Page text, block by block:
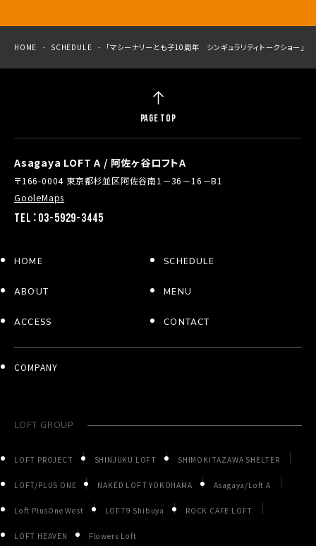
HOME SCHEDULE 「マシーナリーとも子10周年 シンギュラリティトークショー」
Asagaya LOFT A / 阿佐ヶ谷ロフトA
〒166-0004 東京都杉並区阿佐谷南1－36－16－B1
GooleMaps
TEL：03-5929-3445
HOME SCHEDULE
ABOUT MENU
ACCESS CONTACT
COMPANY
LOFT GROUP
LOFT PROJECT SHINJUKU LOFT SHIMOKITAZAWA SHELTER
LOFT/PLUS ONE NAKED LOFT YOKOHAMA Asagaya/Loft A
Loft PlusOne West LOFT9 Shibuya ROCK CAFE LOFT
LOFT HEAVEN Flowers Loft
PAGE TOP